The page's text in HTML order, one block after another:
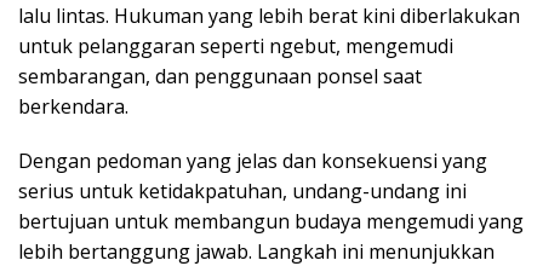
lalu lintas. Hukuman yang lebih berat kini diberlakukan
untuk pelanggaran seperti ngebut, mengemudi
sembarangan, dan penggunaan ponsel saat
berkendara.
Dengan pedoman yang jelas dan konsekuensi yang
serius untuk ketidakpatuhan, undang-undang ini
bertujuan untuk membangun budaya mengemudi yang
lebih bertanggung jawab. Langkah ini menunjukkan